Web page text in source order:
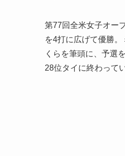
第77回全米女子オー
を4打に広げて優勝
くらを筆頭に、予選
28位タイに終わって